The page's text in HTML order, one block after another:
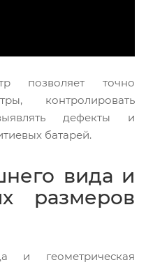
позволяет точно
контролировать
дефекты и
батарей.
вида и
размеров
и геометрическая